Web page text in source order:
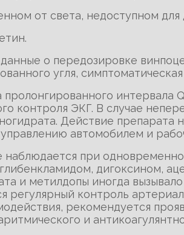
от света, недоступном
о передозировке
угля, симптоматическая
контроля ЭКГ. В случае
Действие препарата
автомобилем и
наблюдается при
дигоксином,
и метилдопы иногда
регулярный контроль
рекомендуется
и